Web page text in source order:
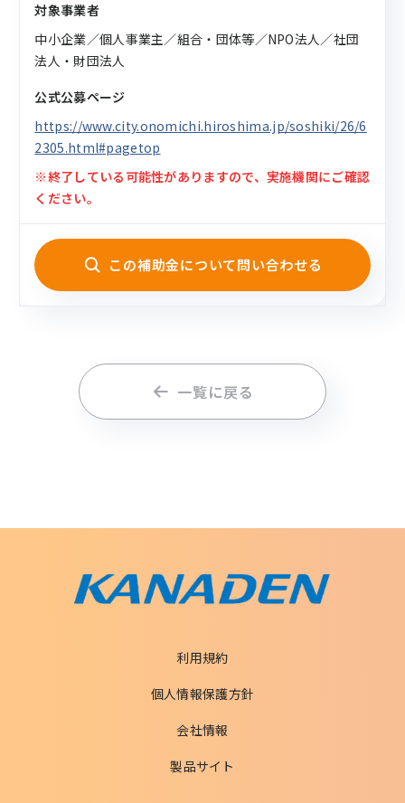
対象事業者
中小企業／個人事業主／組合・団体等／NPO法人／社団
法人・財団法人
公式公募ページ
https://www.city.onomichi.hiroshima.jp/soshiki/26/6
2305.html#pagetop
※終了している可能性がありますので、実施機関にご確認
ください。
この補助金について問い合わせる
一覧に戻る
利用規約
個人情報保護方針
会社情報
製品サイト